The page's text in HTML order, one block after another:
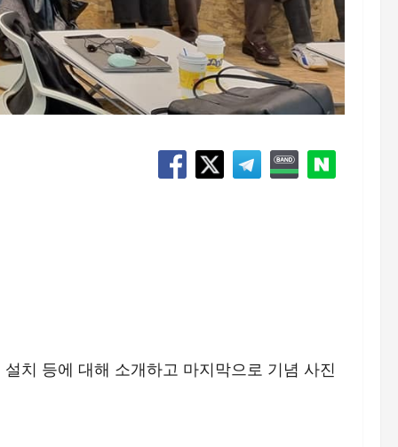
치 등에 대해 소개하고 마지막으로 기념 사진